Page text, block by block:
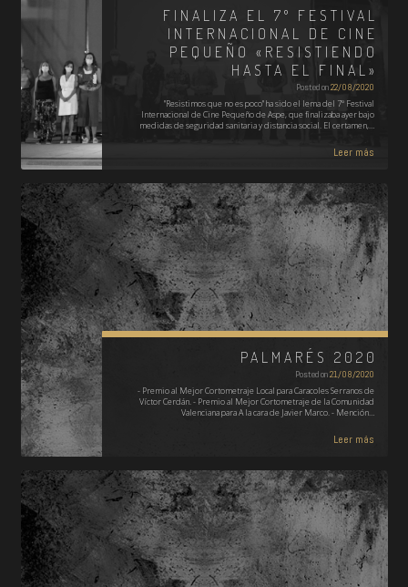
FINALIZA EL 7º FESTIVAL
INTERNACIONAL DE CINE
PEQUEÑO «RESISTIENDO
HASTA EL FINAL»
Posted on22/08/2020
"Resistimos que no es poco" ha sido el lema del 7º Festival
Internacional de Cine Pequeño de Aspe, que finalizaba ayer bajo
medidas de seguridad sanitaria y distancia social. El certamen,…
Leer más
PALMARÉS 2020
Posted on21/08/2020
- Premio al Mejor Cortometraje Local para Caracoles Serranos de
Víctor Cerdán. - Premio al Mejor Cortometraje de la Comunidad
Valenciana para A la cara de Javier Marco. - Mención…
Leer más